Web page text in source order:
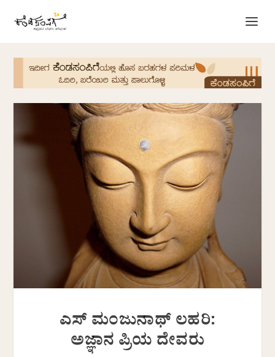
ಎಸ್ ಮಂಜುನಾಥ್ ಲಹರಿ:
ಅಜ್ಞಾನ ಪ್ರಿಯ ದೇವರು